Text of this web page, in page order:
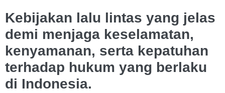
Kebijakan lalu lintas yang jelas
demi menjaga keselamatan,
kenyamanan, serta kepatuhan
terhadap hukum yang berlaku
di Indonesia.